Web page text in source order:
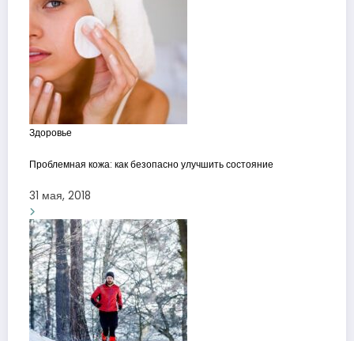
Здоровье
Проблемная кожа: как безопасно улучшить состояние
31 мая, 2018